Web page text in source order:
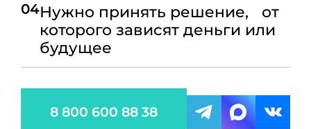
04Нужно принять решение, от
которого зависят деньги или
будущее
8 800 600 88 38